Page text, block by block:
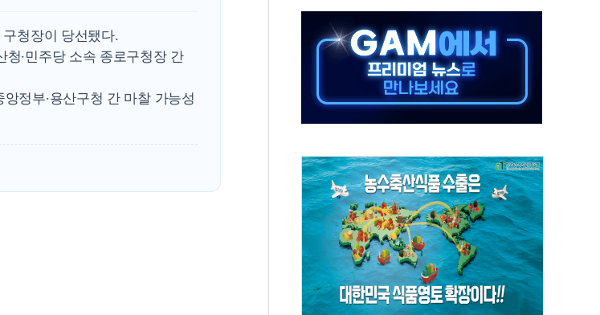
구미 폐염산처리업체서 불 2시간30여분만에 진화...외국인 노동자 숨져
청장이 당선됐다.
·민주당 소속 종로구청장 간
정부·용산구청 간 마찰 가능성